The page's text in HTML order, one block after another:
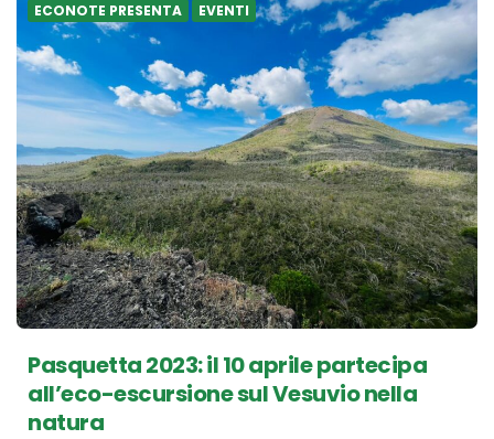
ECONOTE PRESENTA EVENTI
Pasquetta 2023: il 10 aprile partecipa
all’eco-escursione sul Vesuvio nella
natura